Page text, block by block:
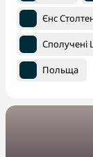
Єнс
Сполучені
Польща